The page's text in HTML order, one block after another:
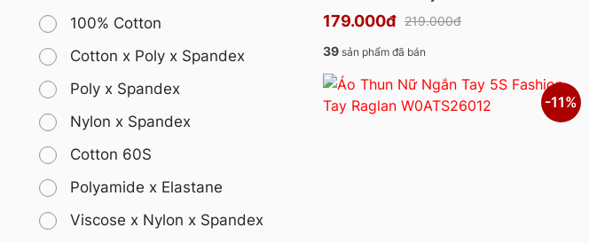
100% Cotton
Cotton x Poly x Spandex
Poly x Spandex
Nylon x Spandex
Cotton 60S
Polyamide x Elastane
Viscose x Nylon x Spandex
179.000đ 219.000đ
39 sản phẩm đã bán
-11%